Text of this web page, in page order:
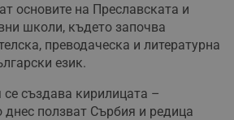
основите на Преславската и
школи, където започва
преводаческа и литературна
език.
създава кирилицата –
днес ползват Сърбия и редица